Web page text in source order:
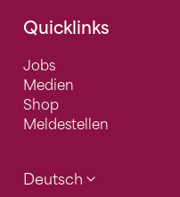
Quicklinks
Jobs
Medien
Shop
Meldestellen
Deutsch